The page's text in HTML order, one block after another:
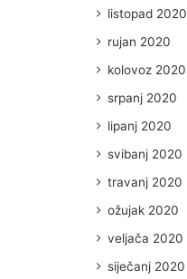
listopad 2020
rujan 2020
kolovoz 2020
srpanj 2020
lipanj 2020
svibanj 2020
travanj 2020
ožujak 2020
veljača 2020
siječanj 2020